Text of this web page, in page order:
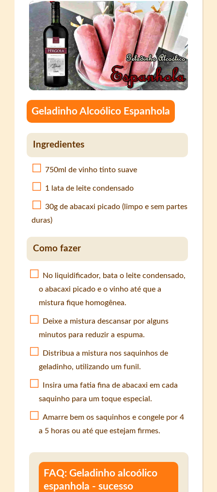
Geladinho Alcoólico Espanhola
Ingredientes
750ml de vinho tinto suave
1 lata de leite condensado
30g de abacaxi picado (limpo e sem partes
duras)
Como fazer
No liquidificador, bata o leite condensado,
o abacaxi picado e o vinho até que a
mistura fique homogênea.
Deixe a mistura descansar por alguns
minutos para reduzir a espuma.
Distribua a mistura nos saquinhos de
geladinho, utilizando um funil.
Insira uma fatia fina de abacaxi em cada
saquinho para um toque especial.
Amarre bem os saquinhos e congele por 4
a 5 horas ou até que estejam firmes.
FAQ: Geladinho alcoólico
espanhola - sucesso